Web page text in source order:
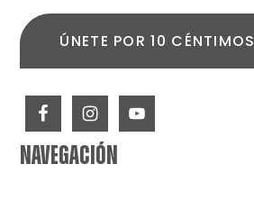
ÚNETE POR 10 CÉNTIMOS
NAVEGACIÓN